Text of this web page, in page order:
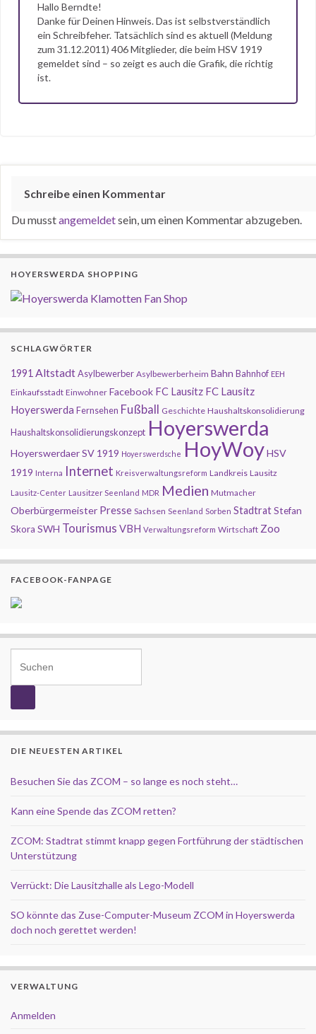
Hallo Berndte!
Danke für Deinen Hinweis. Das ist selbstverständlich
ein Schreibfeher. Tatsächlich sind es aktuell (Meldung
zum 31.12.2011) 406 Mitglieder, die beim HSV 1919
gemeldet sind – so zeigt es auch die Grafik, die richtig
ist.
Schreibe einen Kommentar
Du musstangemeldetsein, um einen Kommentar abzugeben.
HOYERSWERDA SHOPPING
SCHLAGWÖRTER
1991 AltstadtAsylbewerber Asylbewerberheim Bahn Bahnhof EEH
Einkaufsstadt Einwohner Facebook FC Lausitz FC Lausitz
Hoyerswerda Fernsehen Fußball Geschichte Haushaltskonsolidierung
Haushaltskonsolidierungskonzept Hoyerswerda
Hoyerswerdaer SV 1919 Hoyerswerdsche HoyWoyHSV
1919 Interna Internet Kreisverwaltungsreform Landkreis Lausitz
Lausitz-Center Lausitzer Seenland MDR Medien Mutmacher
Oberbürgermeister Presse Sachsen Seenland Sorben StadtratStefan
Skora SWH Tourismus VBH Verwaltungsreform Wirtschaft Zoo
FACEBOOK-FANPAGE
DIE NEUESTEN ARTIKEL
Besuchen Sie das ZCOM – so lange es noch steht…
Kann eine Spende das ZCOM retten?
ZCOM: Stadtrat stimmt knapp gegen Fortführung der städtischen
Unterstützung
Verrückt: Die Lausitzhalle als Lego-Modell
SO könnte das Zuse-Computer-Museum ZCOM in Hoyerswerda
doch noch gerettet werden!
VERWALTUNG
Anmelden